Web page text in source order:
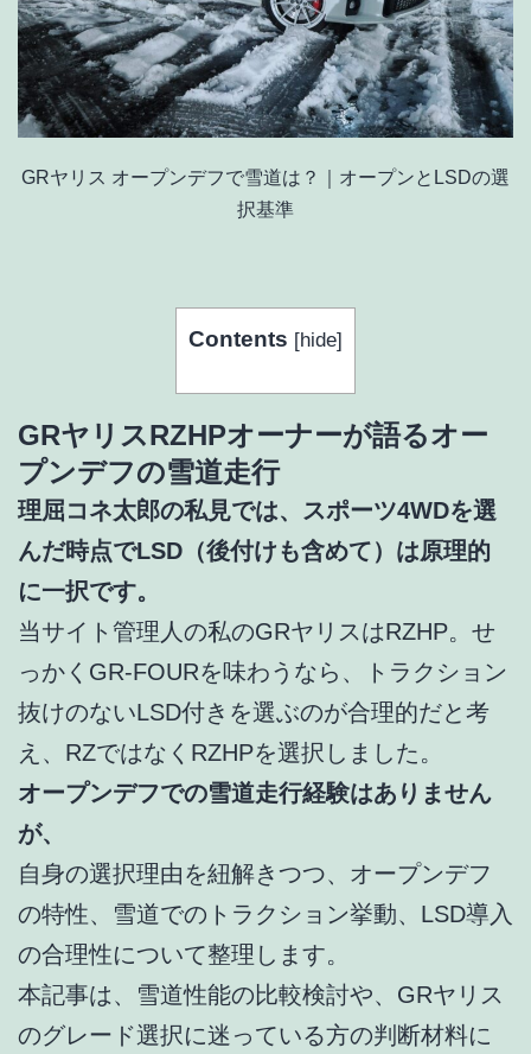
GRヤリス オープンデフで雪道は？｜オープンとLSDの選
択基準
Contents [hide]
GRヤリスRZHPオーナーが語るオー
プンデフの雪道走行
理屈コネ太郎の私見では、スポーツ4WDを選
んだ時点でLSD（後付けも含めて）は原理的
に一択です。
当サイト管理人の私のGRヤリスはRZHP。せ
っかくGR-FOURを味わうなら、トラクション
抜けのないLSD付きを選ぶのが合理的だと考
え、RZではなくRZHPを選択しました。
オープンデフでの雪道走行経験はありません
が、
自身の選択理由を紐解きつつ、オープンデフ
の特性、雪道でのトラクション挙動、LSD導入
の合理性について整理します。
本記事は、雪道性能の比較検討や、GRヤリス
のグレード選択に迷っている方の判断材料に